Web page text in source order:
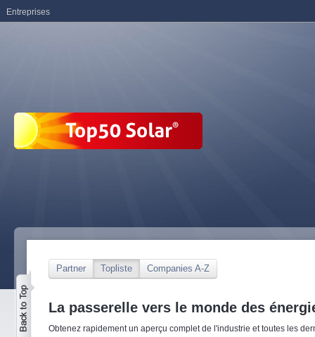
Partner Topliste Companies A-Z
La passerelle vers le monde des
Obtenez rapidement un aperçu complet de l'industrie et toutes les
Entreprises